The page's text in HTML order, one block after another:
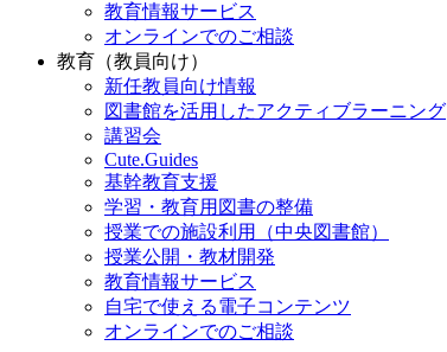
教育情報サービス
オンラインでのご相談
教育（教員向け）
新任教員向け情報
図書館を活用したアクティブラーニング
講習会
Cute.Guides
基幹教育支援
学習・教育用図書の整備
授業での施設利用（中央図書館）
授業公開・教材開発
教育情報サービス
自宅で使える電子コンテンツ
オンラインでのご相談